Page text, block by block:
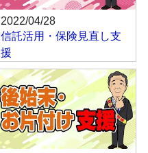
2022/04/28
信託活用・保険見直し支
援